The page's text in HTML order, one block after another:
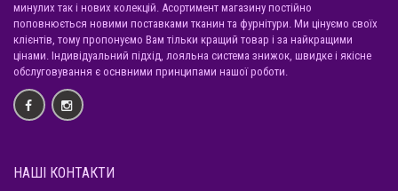
минулих так і нових колекцій. Асортимент магазину постійно
поповнюється новими поставками тканин та фурнітури. Ми цінуємо своїх
клієнтів, тому пропонуємо Вам тільки кращий товар і за найкращими
цінами. Індивідуальний підхід, лояльна система знижок, швидке і якісне
обслуговування є оснвними принципами нашої роботи.
НАШІ КОНТАКТИ